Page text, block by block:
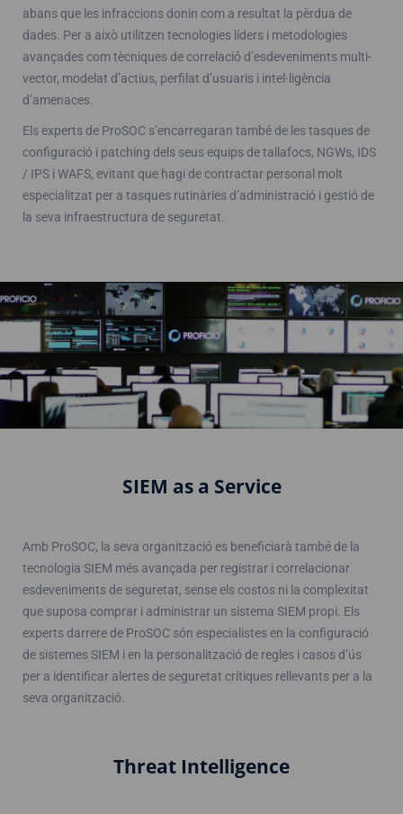
abans que les infraccions donin com a resultat la pèrdua de
dades. Per a això utilitzen tecnologies líders i metodologies
avançades com tècniques de correlació d’esdeveniments multi-
vector, modelat d’actius, perfilat d’usuaris i intel·ligència
d’amenaces.
Els experts de ProSOC s’encarregaran també de les tasques de
configuració i patching dels seus equips de tallafocs, NGWs, IDS
/ IPS i WAFS, evitant que hagi de contractar personal molt
especialitzat per a tasques rutinàries d’administració i gestió de
la seva infraestructura de seguretat.
SIEM as a Service
Amb ProSOC, la seva organització es beneficiarà també de la
tecnologia SIEM més avançada per registrar i correlacionar
esdeveniments de seguretat, sense els costos ni la complexitat
que suposa comprar i administrar un sistema SIEM propi. Els
experts darrere de ProSOC són especialistes en la configuració
de sistemes SIEM i en la personalització de regles i casos d’ús
per a identificar alertes de seguretat crítiques rellevants per a la
seva organització.
Threat Intelligence